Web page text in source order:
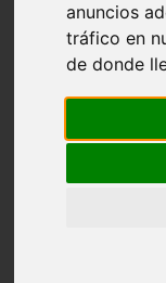
anuncios
tráfico en
de donde
Sevilla -
Córdoba -
Navarra -
Cantabria -
Barcelona - la-
Las-palmas -
Valladolid -